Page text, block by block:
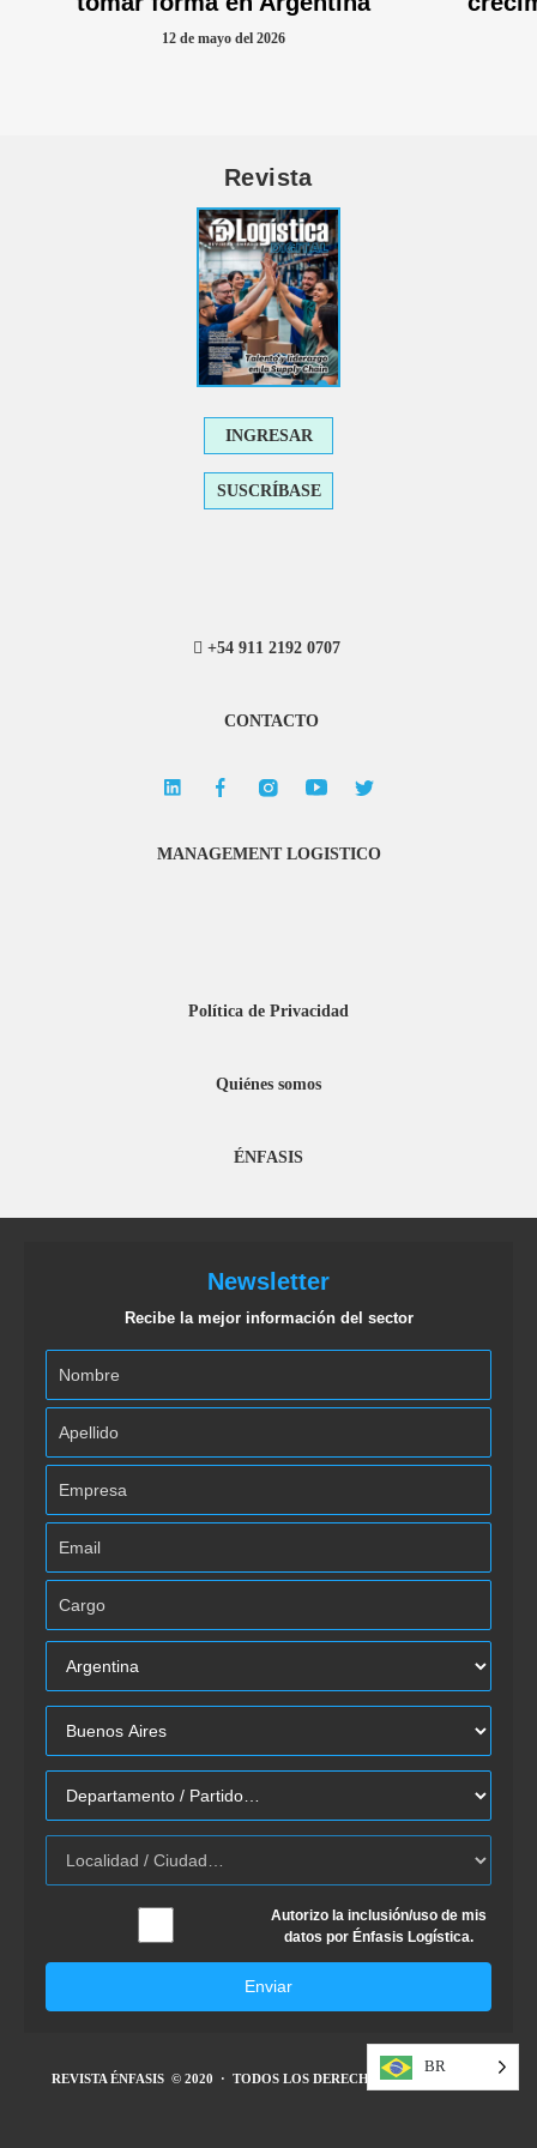
12 de mayo del 2026
Revista
INGRESAR
SUSCRÍBASE
+54 911 2192 0707
CONTACTO
MANAGEMENT LOGISTICO
Política de Privacidad
Quiénes somos
ÉNFASIS
Newsletter
Recibe la mejor información del sector
Autorizo la inclusión/uso de mis
datos por Énfasis Logística.
Enviar
REVISTA ÉNFASIS © 2020 · TODOS LOS DERECHOS RESERVADOS
BR